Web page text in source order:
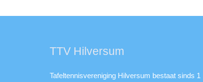
TTV Hilversum
Tafeltennisvereniging Hilversum bestaat sinds 1